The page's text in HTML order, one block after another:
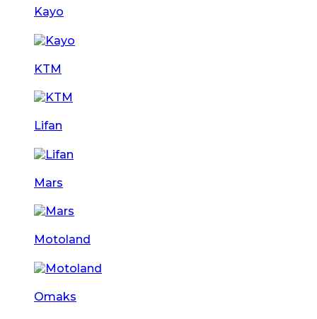
Kayo
KTM
Lifan
Mars
Motoland
Omaks